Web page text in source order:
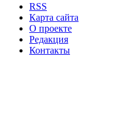
RSS
Карта сайта
О проекте
Редакция
Контакты